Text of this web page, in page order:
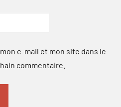
e-mail et mon site dans le
commentaire.